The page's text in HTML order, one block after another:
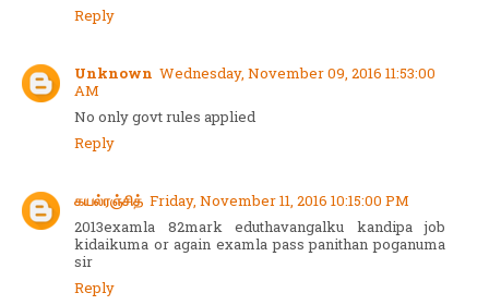
Reply
Unknown Wednesday, November 09, 2016 11:53:00
AM
No only govt rules applied
Reply
கயல்ரஞ்சித் Friday, November 11, 2016 10:15:00 PM
2013examla 82mark eduthavangalku kandipa job
kidaikuma or again examla pass panithan poganuma
sir
Reply